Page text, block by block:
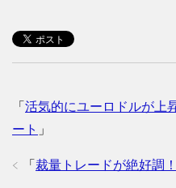
「 活気的にユーロドルが上
ート 」
「 裁量トレードが絶好調